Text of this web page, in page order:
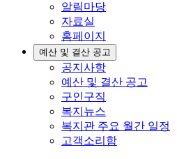
알림마당
자료실
홈페이지
예산 및 결산 공고
공지사항
예산 및 결산 공고
구인구직
복지뉴스
복지관 주요 월간 일정
고객소리함